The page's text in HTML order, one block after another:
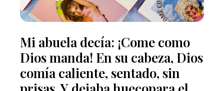
Mi abuela decía: ¡Come como
Dios manda! En su cabeza, Dios
comía caliente, sentado, sin